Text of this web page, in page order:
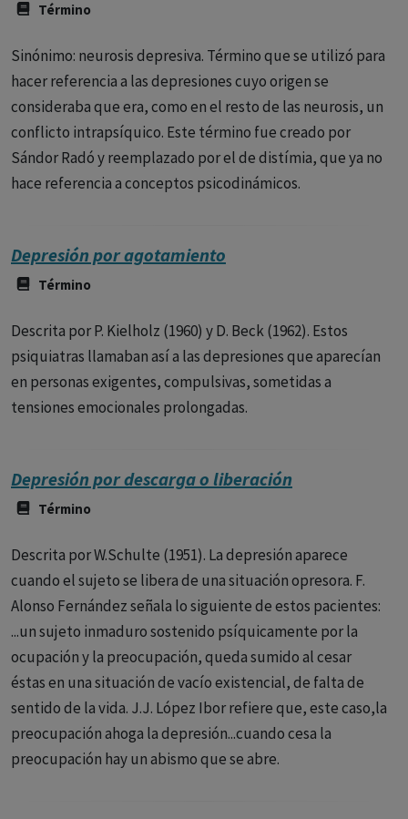
Término
Sinónimo: neurosis depresiva. Término que se utilizó para
hacer referencia a las depresiones cuyo origen se
consideraba que era, como en el resto de las neurosis, un
conflicto intrapsíquico. Este término fue creado por
Sándor Radó y reemplazado por el de distímia, que ya no
hace referencia a conceptos psicodinámicos.
Depresión por agotamiento
Término
Descrita por P. Kielholz (1960) y D. Beck (1962). Estos
psiquiatras llamaban así a las depresiones que aparecían
en personas exigentes, compulsivas, sometidas a
tensiones emocionales prolongadas.
Depresión por descarga o liberación
Término
Descrita por W.Schulte (1951). La depresión aparece
cuando el sujeto se libera de una situación opresora. F.
Alonso Fernández señala lo siguiente de estos pacientes:
...un sujeto inmaduro sostenido psíquicamente por la
ocupación y la preocupación, queda sumido al cesar
éstas en una situación de vacío existencial, de falta de
sentido de la vida. J.J. López Ibor refiere que, este caso,la
preocupación ahoga la depresión...cuando cesa la
preocupación hay un abismo que se abre.